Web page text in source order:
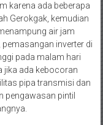
karena ada beberapa
Gerokgak, kemudian
air jam
inverter di
pada malam hari
jika ada kebocoran
pipa transmisi dan
pengawasan pintil